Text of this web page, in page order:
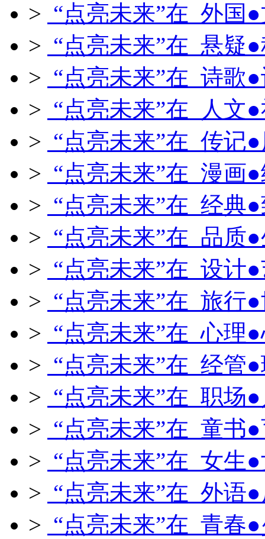
> “点亮未来”在 外国
> “点亮未来”在 悬疑
> “点亮未来”在 诗歌
> “点亮未来”在 人文
> “点亮未来”在 传记
> “点亮未来”在 漫画
> “点亮未来”在 经典
> “点亮未来”在 品质
> “点亮未来”在 设计
> “点亮未来”在 旅行
> “点亮未来”在 心理
> “点亮未来”在 经管
> “点亮未来”在 职场
> “点亮未来”在 童书
> “点亮未来”在 女生
> “点亮未来”在 外语
> “点亮未来”在 青春